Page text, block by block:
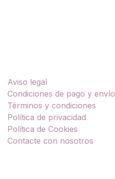
Aviso legal
Condiciones de pago y envío
Términos y condiciones
Política de privacidad
Política de Cookies
Contacte con nosotros